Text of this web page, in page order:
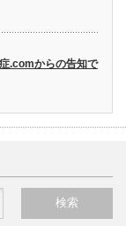
.comからの告知で